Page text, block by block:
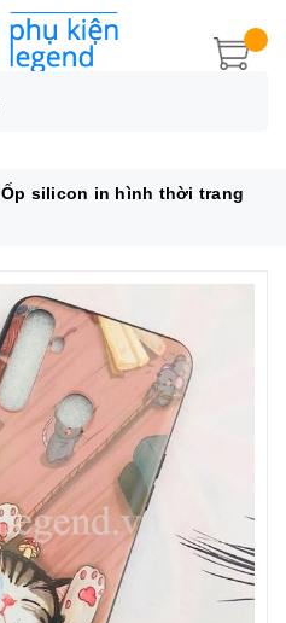
Ốp silicon in hình thời trang